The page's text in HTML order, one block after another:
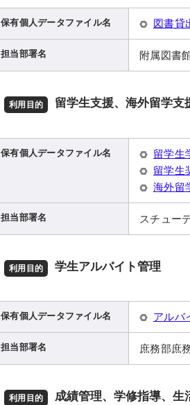
保有個人データファイル名 図書貸
担当部署名 附属図書
利用目的 留学生支援、海外留学支
保有個人データファイル名
留学生
留学生
海外留
担当部署名 スチュー
利用目的 学生アルバイト管理
保有個人データファイル名 アルバ
担当部署名 庶務部庶
利用目的 成績管理、学修指導、生